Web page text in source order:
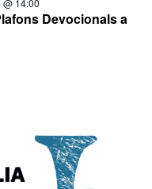
Devocionals a